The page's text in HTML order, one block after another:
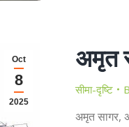
Oct
8
2025
अमृत
सीमा-दृष्टि
अमृत सागर,